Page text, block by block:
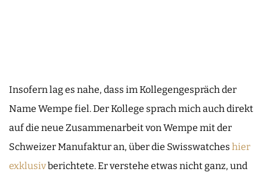
Insofern lag es nahe, dass im Kollegengespräch der
Name Wempe fiel. Der Kollege sprach mich auch direkt
auf die neue Zusammenarbeit von Wempe mit der
Schweizer Manufaktur an, über die Swisswatches hier
exklusivberichtete. Er verstehe etwas nicht ganz, und